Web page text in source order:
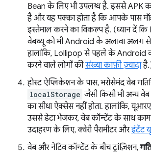
Bean के लिए भी उपलब्ध है. इससे APK
है और यह पक्का होता है कि आपके पास
इस्तेमाल करने का विकल्प है. (ध्यान दें
वेबव्यू को भी Android के अलावा अलग से
हालांकि, Lollipop से पहले के Android
करने वाले लोगों कीसंख्या काफ़ी ज़्यादा
होस्ट ऐप्लिकेशन के पास, भरोसेमंद वेब
localStorage जैसी किसी भी अन्य वेब
का सीधा ऐक्सेस नहीं होता. हालांकि,
उससे डेटा भेजकर, वेब कॉन्टेंट के साथ काम
उदाहरण के लिए, क्वेरी पैरामीटर औरइंटेंट
वेब और नेटिव कॉन्टेंट के बीच ट्रांज़िशन,